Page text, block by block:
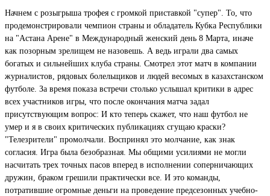
Начнем с розыгрыша трофея с громкой приставкой "супер". То, что
продемонстрировали чемпион страны и обладатель Кубка Республики
на "Астана Арене" в Международный женский день 8 Марта, иначе
как позорным зрелищем не назовешь. А ведь играли два самых
богатых и сильнейших клуба страны. Смотрел этот матч в компании
журналистов, рядовых болельщиков и людей весомых в казахстанском
футболе. За время показа встречи столько услышал критики в адрес
всех участников игры, что после окончания матча задал
присутствующим вопрос: И кто теперь скажет, что наш футбол не
умер и я в своих критических публикациях сгущаю краски?
"Телезрители" промолчали. Воспринял это молчание, как знак
согласия. Игра была безобразная. Мы общими усилиями не могли
насчитать трех точных пасов вперед в исполнении соперничающих
дружин, браком грешили практически все. И это команды,
потратившие огромные деньги на проведение предсезонных учебно-